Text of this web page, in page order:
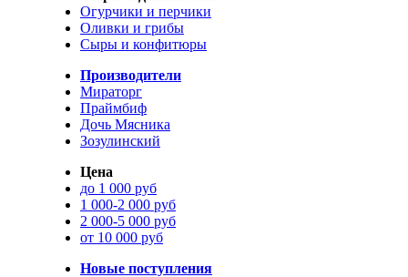
Огурчики и перчики
Оливки и грибы
Сыры и конфитюры
Производители
Мираторг
Праймбиф
Дочь Мясника
Зозулинский
Цена
до 1 000 руб
1 000-2 000 руб
2 000-5 000 руб
от 10 000 руб
Новые поступления